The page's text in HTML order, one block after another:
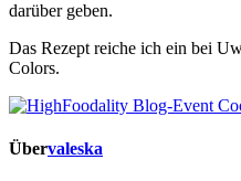
darüber geben.
Das Rezept reiche ich ein bei
Colors.
Übervaleska